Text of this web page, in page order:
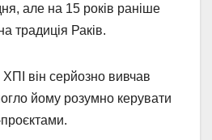
але на 15 років раніше
традиція Раків.
він серйозно вивчав
йому розумно керувати